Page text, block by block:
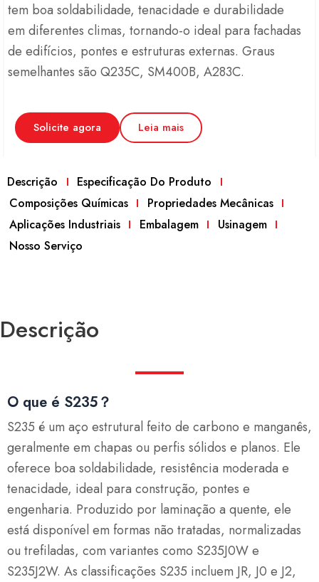
tem boa soldabilidade, tenacidade e durabilidade
em diferentes climas, tornando-o ideal para fachadas
de edifícios, pontes e estruturas externas. Graus
semelhantes são Q235C, SM400B, A283C.
Solicite agora Leia mais
Descrição
Especificação Do Produto
Composições Químicas
Propriedades Mecânicas
Aplicações Industriais
Embalagem
Usinagem
Nosso Serviço
Descrição
O que é S235？
S235 é um aço estrutural feito de carbono e manganês,
geralmente em chapas ou perfis sólidos e planos. Ele
oferece boa soldabilidade, resistência moderada e
tenacidade, ideal para construção, pontes e
engenharia. Produzido por laminação a quente, ele
está disponível em formas não tratadas, normalizadas
ou trefiladas, com variantes como S235J0W e
S235J2W. As classificações S235 incluem JR, J0 e J2,